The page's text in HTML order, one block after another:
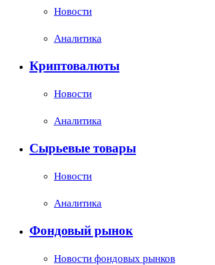
Новости
Аналитика
Криптовалюты
Новости
Аналитика
Сырьевые товары
Новости
Аналитика
Фондовый рынок
Новости фондовых рынков